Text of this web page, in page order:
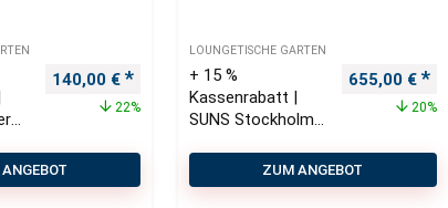
Ursprünglicher Preis war: 180,00 €
140,00 € Aktueller Preis ist: 140,00 €.
22%
LOUNGETISCHE GARTEN
+ 15 %
Kassenrabatt |
SUNS Stockholm
140x80x26 cm
655,00 €
20%
ZUM ANGEBOT